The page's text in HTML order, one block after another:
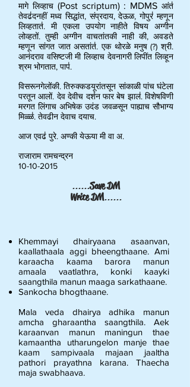
मागे लिव्हाच (Post scriptum) : MDMSआंत॑
तेवढ॑दनहीं मध्व सिद्धांत, संप्रदाय, देऊळ, गोपुर॑ म्हणून
लिव्हतात॑. मी एकला उपयोग नाहीते विषय अग्गीन
लोव्हतों. तुम्ही अग्गीन वाचतांतकी नाही की, अवडते
म्हणून सांगत जात असतांत॑. एक थोरळे मनुष (?) श्री.
आनंदराव वसिष्टजी मी लिव्हाच देवनागरी लिपींत लिव्हून
श्रम भोगतात, पाप॑.
विसरूनगेलोंकी. तिरुक्कडयूरांतसून सांकाळी पांच घंटेला
परतून आलों. देव देवीच दर्शन फार बेष झाल॑. विशेषविणी
मरगत लिंगाच अभिषेक उदंड जवळसून पाह्याच सौभाग्य
मिळ्ळ॑. तेवढीन देवाच दयाच.
आज एवढ॑ पुरे. अण्की येऊया मी वा अ.
राजाराम रामचन्द्रन
10-10-2015
......Save DM
Write DM......
Khemmayi dhairyaana asaanvan,
kaallathaala aggi bheengthaane. Ami
karaacha kaama barora manun
amaala vaatlathra, konki kaayki
saangthila manun maaga sarkathaane.
Sankocha bhogthaane.
Mala veda dhairya adhika manun
amcha gharaantha saangthila. Aek
karaanvan manun maningun thae
kamaantha utharungelon manje thae
kaam sampivaala majaan jaaltha
pathori prayathna karana. Thaecha
maja swabhaava.